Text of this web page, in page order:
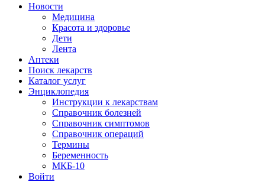
Новости
Медицина
Красота и здоровье
Дети
Лента
Аптеки
Поиск лекарств
Каталог услуг
Энциклопедия
Инструкции к лекарствам
Справочник болезней
Справочник симптомов
Справочник операций
Термины
Беременность
МКБ-10
Войти